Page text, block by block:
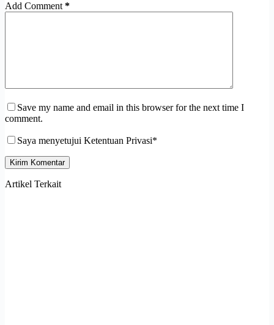
Add Comment *
Save my name and email in this browser for the next time I
comment.
Saya menyetujui Ketentuan Privasi*
Kirim Komentar
Artikel Terkait